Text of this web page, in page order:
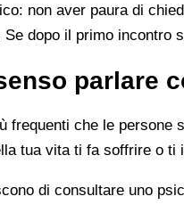
non aver paura di
dopo il primo incontro
parlare
frequenti che le
tua vita ti fa soffrire o
di consultare uno